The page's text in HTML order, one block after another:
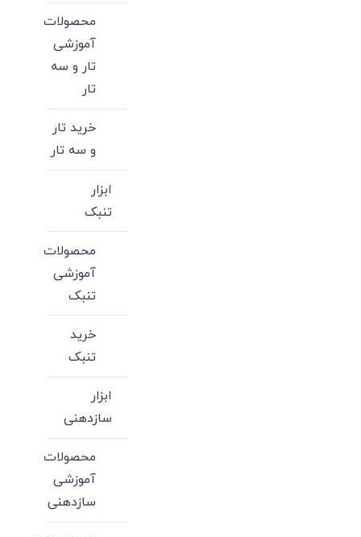
محصولات
آموزشی
تار و سه
تار
خرید تار
و سه تار
ابزار
تنبک
محصولات
آموزشی
تنبک
خرید
تنبک
ابزار
سازدهنی
محصولات
آموزشی
سازدهنی